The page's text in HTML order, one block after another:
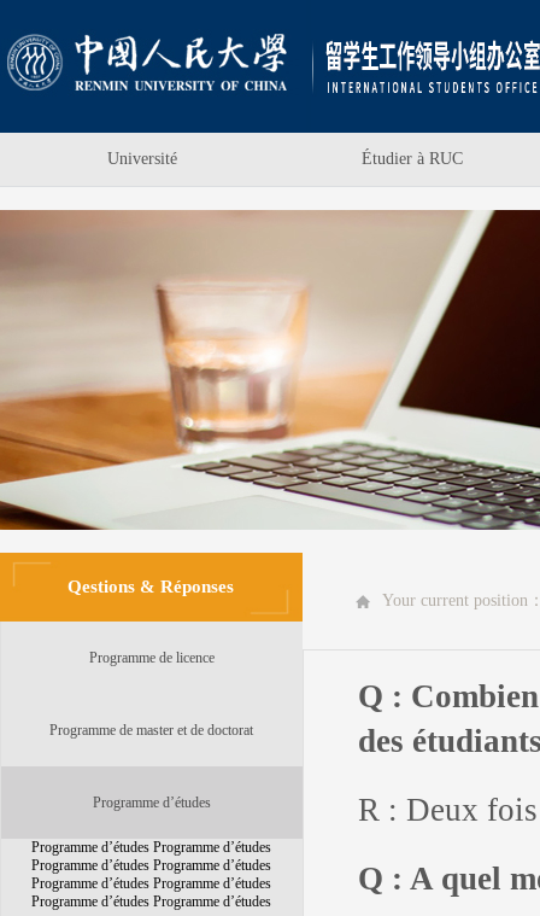
Université Étudier à RUC
Qestions & Réponses
Programme de licence
Programme de master et de doctorat
Programme d’études
Programme d’études Programme d’études
Programme d’études Programme d’études
Programme d’études Programme d’études
Programme d’études Programme d’études
Your current position
Q :
des
R : Deux
Q : A quel